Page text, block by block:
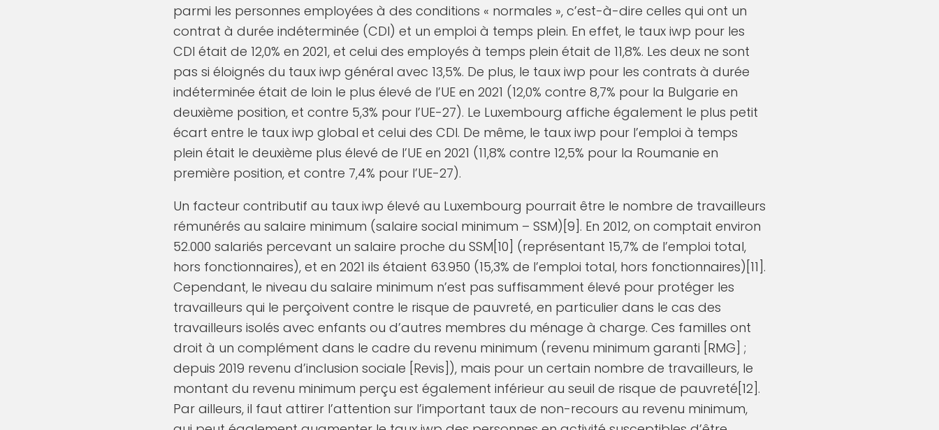
parmi les personnes employées à des conditions « normales », c’est-à-dire celles qui ont un
contrat à durée indéterminée (CDI) et un emploi à temps plein. En effet, le taux iwp pour les
CDI était de 12,0% en 2021, et celui des employés à temps plein était de 11,8%. Les deux ne sont
pas si éloignés du taux iwp général avec 13,5%. De plus, le taux iwp pour les contrats à durée
indéterminée était de loin le plus élevé de l’UE en 2021 (12,0% contre 8,7% pour la Bulgarie en
deuxième position, et contre 5,3% pour l’UE-27). Le Luxembourg affiche également le plus petit
écart entre le taux iwp global et celui des CDI. De même, le taux iwp pour l’emploi à temps
plein était le deuxième plus élevé de l’UE en 2021 (11,8% contre 12,5% pour la Roumanie en
première position, et contre 7,4% pour l’UE-27).
Un facteur contributif au taux iwp élevé au Luxembourg pourrait être le nombre de travailleurs
rémunérés au salaire minimum (salaire social minimum – SSM)[9]. En 2012, on comptait environ
52.000 salariés percevant un salaire proche du SSM[10] (représentant 15,7% de l’emploi total,
hors fonctionnaires), et en 2021 ils étaient 63.950 (15,3% de l’emploi total, hors fonctionnaires)[11].
Cependant, le niveau du salaire minimum n’est pas suffisamment élevé pour protéger les
travailleurs qui le perçoivent contre le risque de pauvreté, en particulier dans le cas des
travailleurs isolés avec enfants ou d’autres membres du ménage à charge. Ces familles ont
droit à un complément dans le cadre du revenu minimum (revenu minimum garanti [RMG] ;
depuis 2019 revenu d’inclusion sociale [Revis]), mais pour un certain nombre de travailleurs, le
montant du revenu minimum perçu est également inférieur au seuil de risque de pauvreté[12].
Par ailleurs, il faut attirer l’attention sur l’important taux de non-recours au revenu minimum,